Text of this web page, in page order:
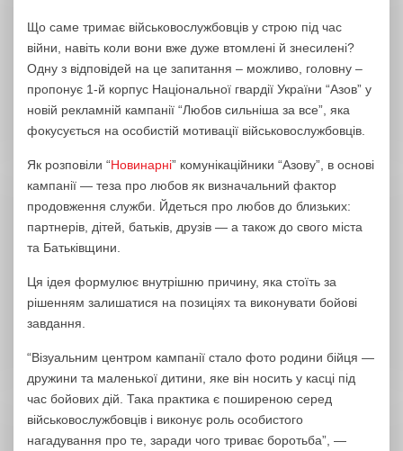
Що саме тримає військовослужбовців у строю під час
війни, навіть коли вони вже дуже втомлені й знесилені?
Одну з відповідей на це запитання – можливо, головну –
пропонує 1-й корпус Національної гвардії України “Азов” у
новій рекламній кампанії “Любов сильніша за все”, яка
фокусується на особистій мотивації військовослужбовців.
Як розповіли “Новинарні” комунікаційники “Азову”, в основі
кампанії — теза про любов як визначальний фактор
продовження служби. Йдеться про любов до близьких:
партнерів, дітей, батьків, друзів — а також до свого міста
та Батьківщини.
Ця ідея формулює внутрішню причину, яка стоїть за
рішенням залишатися на позиціях та виконувати бойові
завдання.
“Візуальним центром кампанії стало фото родини бійця —
дружини та маленької дитини, яке він носить у касці під
час бойових дій. Така практика є поширеною серед
військовослужбовців і виконує роль особистого
нагадування про те, заради чого триває боротьба”, —